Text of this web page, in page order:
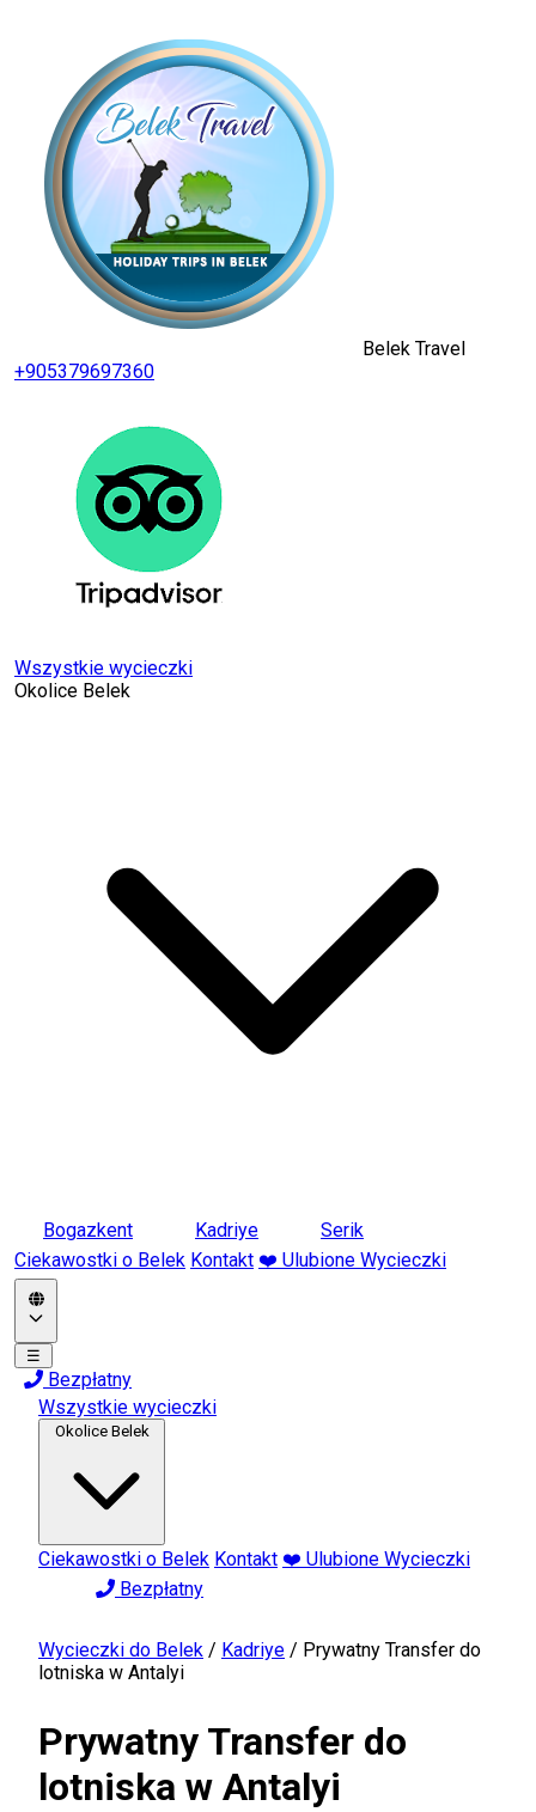
Belek Travel
+905379697360
Wszystkie wycieczki
Okolice Belek
Bogazkent Kadriye
Serik
Ciekawostki o Belek Kontakt ❤️ Ulubione Wycieczki
☰
Bezpłatny
Wszystkie wycieczki
Okolice Belek
Ciekawostki o Belek Kontakt ❤️ Ulubione Wycieczki
Bezpłatny
Wycieczki do Belek / Kadriye / Prywatny Transfer do
lotniska w Antalyi
Prywatny Transfer do
lotniska w Antalyi